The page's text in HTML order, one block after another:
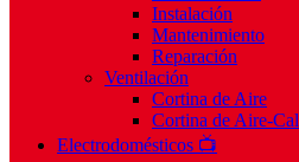
Instalación
Mantenimiento
Reparación
Ventilación
Cortina de Aire
Cortina de Aire-Cal
Electrodomésticos 📺